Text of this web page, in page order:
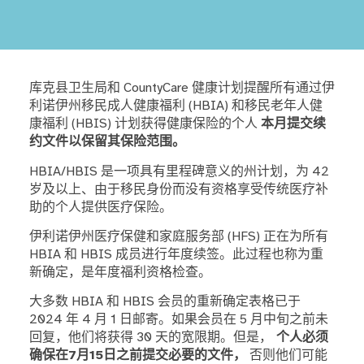
库克县卫生局和 CountyCare 健康计划提醒所有通过伊
利诺伊州移民成人健康福利 (HBIA) 和移民老年人健
康福利 (HBIS) 计划获得健康保险的个人 本月提交续
约文件以保留其保险范围。
HBIA/HBIS 是一项具有里程碑意义的州计划，为 42
岁及以上、由于移民身份而没有资格享受传统医疗补
助的个人提供医疗保险。
伊利诺伊州医疗保健和家庭服务部 (HFS) 正在为所有
HBIA 和 HBIS 成员进行年度续签。此过程也称为重
新确定，是年度福利资格检查。
大多数 HBIA 和 HBIS 会员的重新确定表格已于
2024 年 4 月 1 日邮寄。如果会员在 5 月中旬之前未
回复，他们将获得 30 天的宽限期。但是，
个人必须
确保在7月15日之前提交必要的文件，
否则他们可能